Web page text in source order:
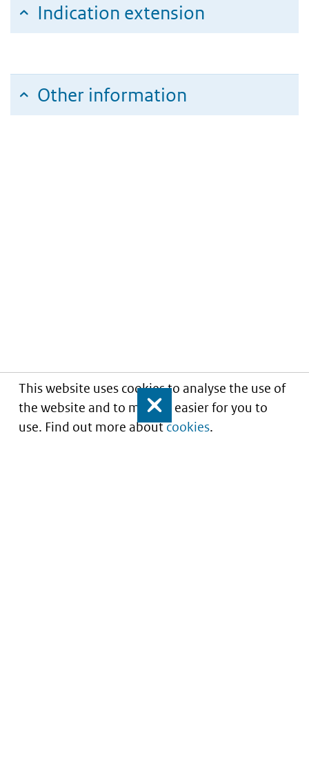
This website uses cookies to analyse the use of
the website and to make it easier for you to
use. Find out more aboutcookies.
Close
Indication extension
Other information